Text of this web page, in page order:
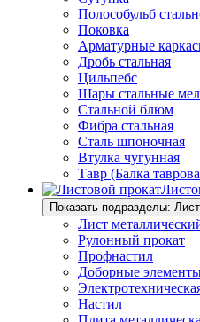
Полособульб
Поковка
Арматурные
Дробь стальная
Цильпебс
Шары стальные
Стальной блюм
Фибра стальная
Сталь шпоночная
Втулка чугунная
Тавр (Балка
Показать подразделы:
Лист
Рулонный прокат
Профнастил
Доборные
Настил